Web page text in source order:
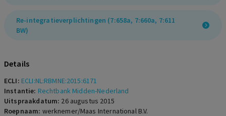
Re-integratieverplichtingen (7:658a, 7:660a, 7:611
BW)
Details
ECLI: ECLI:NL:RBMNE:2015:6171
Instantie: Rechtbank Midden-Nederland
Uitspraakdatum: 26 augustus 2015
Roepnaam: werknemer/Maas International B.V.